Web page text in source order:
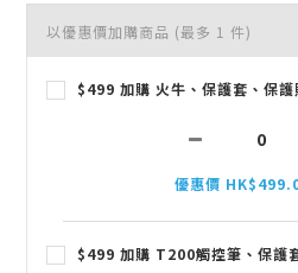
以優惠價加購商品 (最多 1 件)
$499 加購 火牛、保護套、保護
優惠價
$499 加購 T200觸控筆、保護